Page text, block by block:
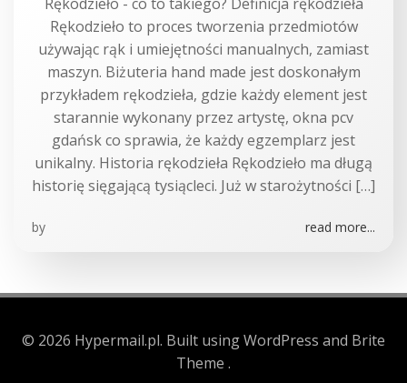
Rękodzieło to proces tworzenia przedmiotów
używając rąk i umiejętności manualnych, zamiast
maszyn. Biżuteria hand made jest doskonałym
przykładem rękodzieła, gdzie każdy element jest
starannie wykonany przez artystę, okna pcv
gdańsk co sprawia, że każdy egzemplarz jest
unikalny. Historia rękodzieła Rękodzieło ma długą
historię sięgającą tysiącleci. Już w starożytności […]
by read more...
© 2026 Hypermail.pl. Built using WordPress and Brite
Theme .